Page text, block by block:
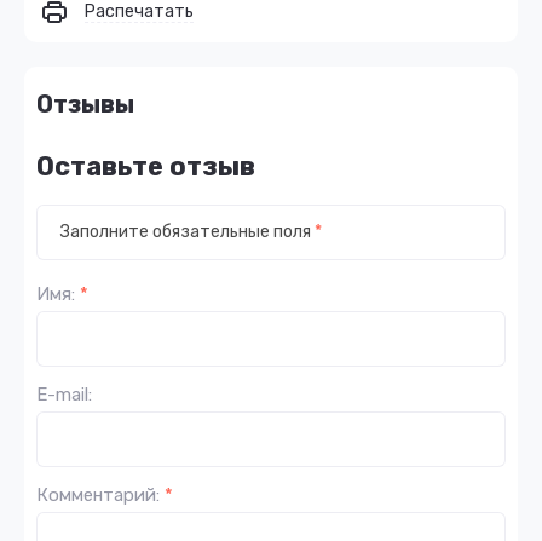
Распечатать
Отзывы
Оставьте отзыв
Заполните обязательные поля *
Имя: *
E-mail:
Комментарий: *